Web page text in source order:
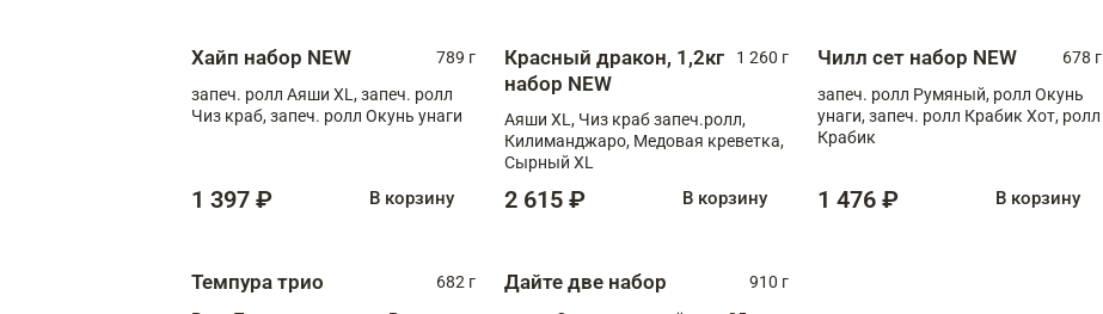
Хайп набор NEW
789 г
запеч. ролл Аяши XL, запеч. ролл
Чиз краб, запеч. ролл Окунь унаги
1 397 ₽ В корзину
Красный дракон, 1,2кг
набор NEW
1 260 г
Аяши XL, Чиз краб запеч.ролл,
Килиманджаро, Медовая креветка,
Сырный XL
2 615 ₽ В корзину
Чилл сет набор NEW
678 г
запеч. ролл Румяный, ролл Окунь
унаги, запеч. ролл Крабик Хот, ролл
Крабик
1 476 ₽ В корзину
Темпура трио
682 г
Дайте две набор
910 г